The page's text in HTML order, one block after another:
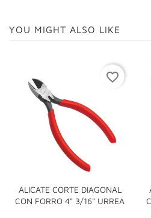
YOU MIGHT ALSO LIKE
ALICATE CORTE DIAGONAL
CON FORRO 4" 3/16" URREA
favorite_border